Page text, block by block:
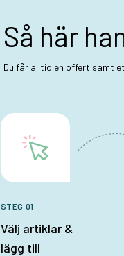
Så här
Du får alltid en offert samt
STEG 01
Välj artiklar &
lägg till